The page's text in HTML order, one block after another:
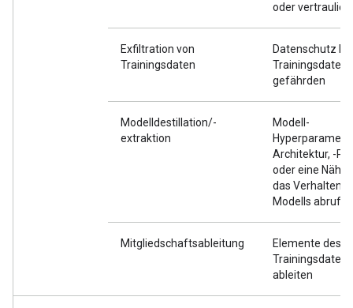
oder
Exfiltration von
Trainingsdaten
Datenschutz bei
Trainingsdaten
gefährden
Modelldestillation/-
extraktion
Modell-
Architektur, -
oder eine
das Verhalten
Modells abrufen
Mitgliedschaftsableitung
Elemente des
ableiten